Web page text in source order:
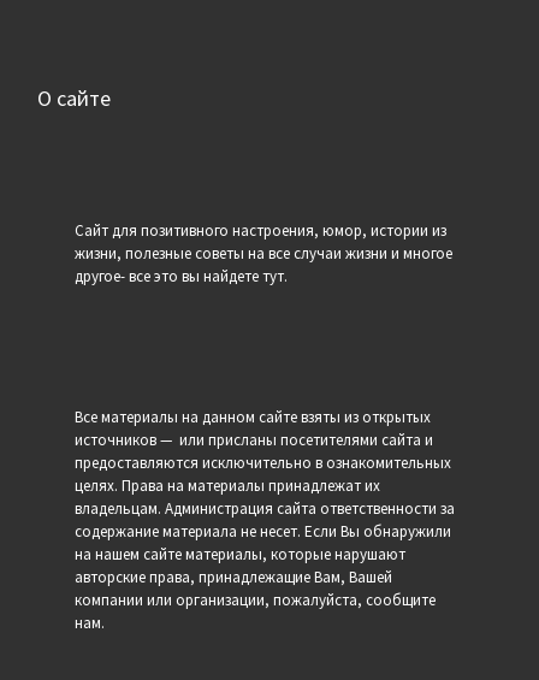
О сайте
Сайт для позитивного настроения, юмор, истории из
жизни, полезные советы на все случаи жизни и многое
другое- все это вы найдете тут.
Все материалы на данном сайте взяты из открытых
источников — или присланы посетителями сайта и
предоставляются исключительно в ознакомительных
целях. Права на материалы принадлежат их
владельцам. Администрация сайта ответственности за
содержание материала не несет. Если Вы обнаружили
на нашем сайте материалы, которые нарушают
авторские права, принадлежащие Вам, Вашей
компании или организации, пожалуйста, сообщите
нам.